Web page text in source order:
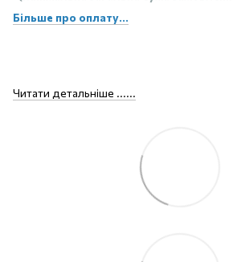
Більше про оплату...
Читати детальніше ......